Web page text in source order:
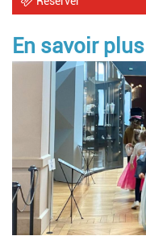
En savoir plus